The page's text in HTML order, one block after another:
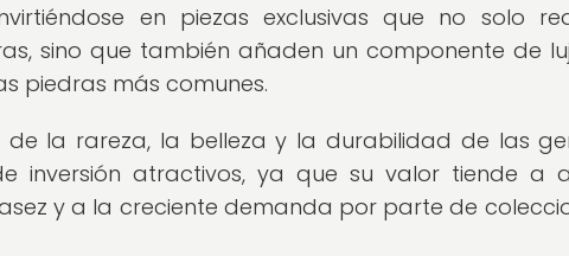
en piezas exclusivas que no solo
sino que también añaden un componente de
piedras más comunes.
de la rareza, la belleza y la durabilidad de las
inversión atractivos, ya que su valor tiende a
y a la creciente demanda por parte de